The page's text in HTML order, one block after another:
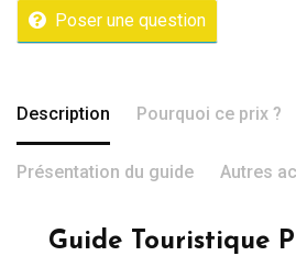
Poser une question
Description Pourquoi ce prix ?
Présentation du guide Autres
Guide Touristique